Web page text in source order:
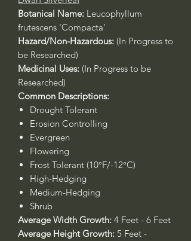
Botanical Name: Leucophyllum
frutescens 'Compacta'
Hazard/Non-Hazardous: (In Progress to
be Researched)
Medicinal Uses: (In Progress to be
Researched)
Common Descriptions:
Drought Tolerant
Erosion Controlling
Evergreen
Flowering
Frost Tolerant (10°F/-12°C)
High-Hedging
Medium-Hedging
Shrub
Average Width Growth: 4 Feet - 6 Feet
Average Height Growth: 5 Feet -